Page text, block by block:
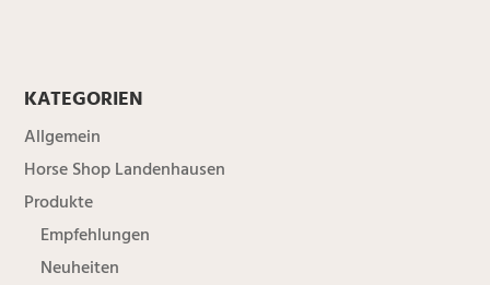
KATEGORIEN
Allgemein
Horse Shop Landenhausen
Produkte
Empfehlungen
Neuheiten